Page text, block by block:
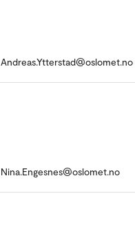
Andreas.Ytterstad@oslomet.no
Nina.Engesnes@oslomet.no